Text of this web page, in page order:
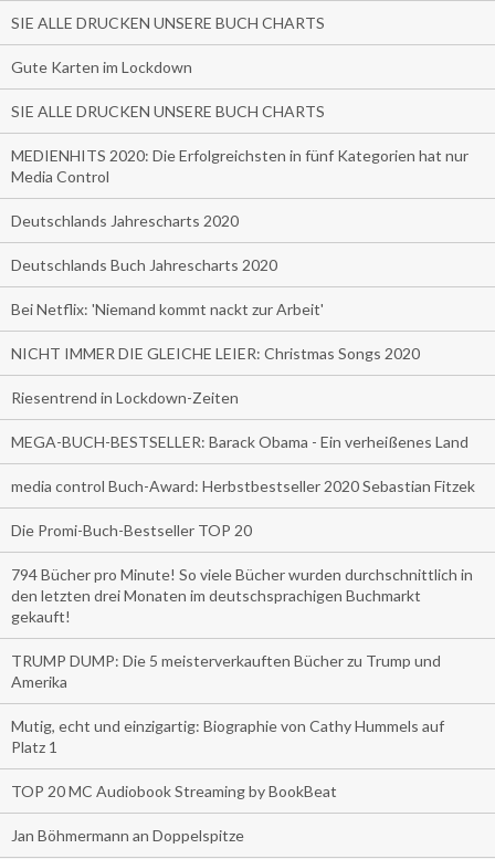
SIE ALLE DRUCKEN UNSERE BUCH CHARTS
Gute Karten im Lockdown
SIE ALLE DRUCKEN UNSERE BUCH CHARTS
MEDIENHITS 2020: Die Erfolgreichsten in fünf Kategorien hat nur
Media Control
Deutschlands Jahrescharts 2020
Deutschlands Buch Jahrescharts 2020
Bei Netflix: 'Niemand kommt nackt zur Arbeit'
NICHT IMMER DIE GLEICHE LEIER: Christmas Songs 2020
Riesentrend in Lockdown-Zeiten
MEGA-BUCH-BESTSELLER: Barack Obama - Ein verheißenes Land
media control Buch-Award: Herbstbestseller 2020 Sebastian Fitzek
Die Promi-Buch-Bestseller TOP 20
794 Bücher pro Minute! So viele Bücher wurden durchschnittlich in
den letzten drei Monaten im deutschsprachigen Buchmarkt
gekauft!
TRUMP DUMP: Die 5 meisterverkauften Bücher zu Trump und
Amerika
Mutig, echt und einzigartig: Biographie von Cathy Hummels auf
Platz 1
TOP 20 MC Audiobook Streaming by BookBeat
Jan Böhmermann an Doppelspitze